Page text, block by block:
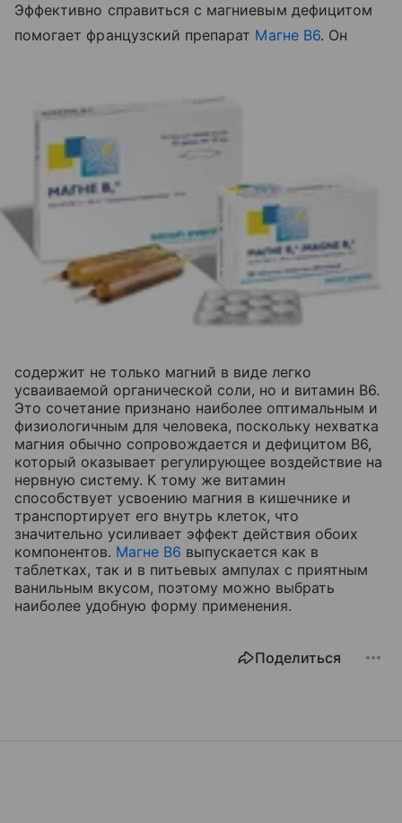
Эффективно справиться с магниевым дефицитом
помогает французский препарат Магне В6. Он
содержит не только магний в виде легко
усваиваемой органической соли, но и витамин В6.
Это сочетание признано наиболее оптимальным и
физиологичным для человека, поскольку нехватка
магния обычно сопровождается и дефицитом В6,
который оказывает регулирующее воздействие на
нервную систему. К тому же витамин
способствует усвоению магния в кишечнике и
транспортирует его внутрь клеток, что
значительно усиливает эффект действия обоих
компонентов. Магне В6 выпускается как в
таблетках, так и в питьевых ампулах c приятным
ванильным вкусом, поэтому можно выбрать
наиболее удобную форму применения.
Поделиться